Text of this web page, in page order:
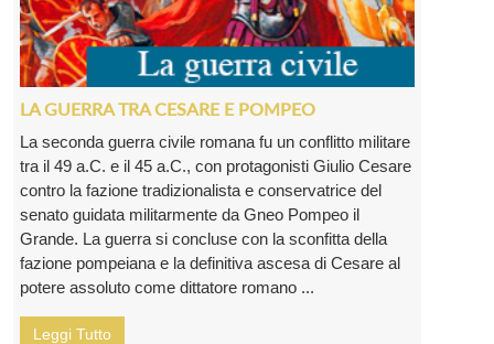
LA GUERRA TRA CESARE E POMPEO
La seconda guerra civile romana fu un conflitto militare
tra il 49 a.C. e il 45 a.C., con protagonisti Giulio Cesare
contro la fazione tradizionalista e conservatrice del
senato guidata militarmente da Gneo Pompeo il
Grande. La guerra si concluse con la sconfitta della
fazione pompeiana e la definitiva ascesa di Cesare al
potere assoluto come dittatore romano ...
Leggi Tutto